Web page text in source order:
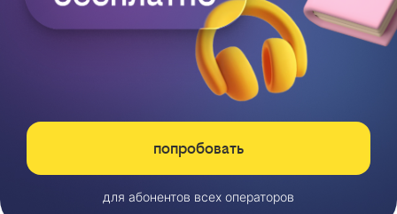
попробовать
для абонентов всех операторов